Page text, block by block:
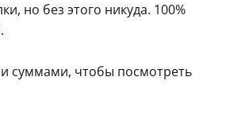
но без этого никуда. 100%
суммами, чтобы посмотреть